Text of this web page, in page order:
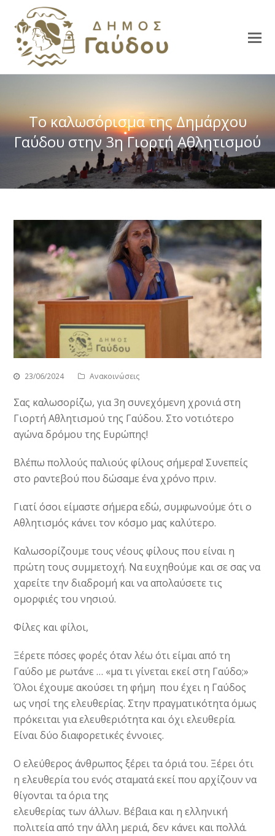
Το καλωσόρισμα της Δημάρχου
Γαύδου στην 3η Γιορτή Αθλητισμού
23/06/2024 Ανακοινώσεις
Σας καλωσορίζω, για 3η συνεχόμενη χρονιά στη
Γιορτή Αθλητισμού της Γαύδου. Στο νοτιότερο
αγώνα δρόμου της Ευρώπης!
Βλέπω πολλούς παλιούς φίλους σήμερα! Συνεπείς
στο ραντεβού που δώσαμε ένα χρόνο πριν.
Γιατί όσοι είμαστε σήμερα εδώ, συμφωνούμε ότι ο
Αθλητισμός κάνει τον κόσμο μας καλύτερο.
Καλωσορίζουμε τους νέους φίλους που είναι η
πρώτη τους συμμετοχή. Να ευχηθούμε και σε σας να
χαρείτε την διαδρομή και να απολαύσετε τις
ομορφιές του νησιού.
Φίλες και φίλοι,
Ξέρετε πόσες φορές όταν λέω ότι είμαι από τη
Γαύδο με ρωτάνε … «μα τι γίνεται εκεί στη Γαύδο;»
Όλοι έχουμε ακούσει τη φήμη που έχει η Γαύδος
ως νησί της ελευθερίας. Στην πραγματικότητα όμως
πρόκειται για ελευθεριότητα και όχι ελευθερία.
Είναι δύο διαφορετικές έννοιες.
Ο ελεύθερος άνθρωπος ξέρει τα όριά του. Ξέρει ότι
η ελευθερία του ενός σταματά εκεί που αρχίζουν να
θίγονται τα όρια της
ελευθερίας των άλλων. Βέβαια και η ελληνική
πολιτεία από την άλλη μεριά, δεν κάνει και πολλά.